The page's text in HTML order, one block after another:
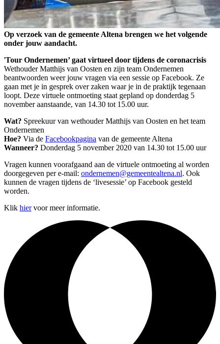
Op verzoek van de gemeente Altena brengen we het volgende
onder jouw aandacht.
'Tour Ondernemen’ gaat virtueel door tijdens de coronacrisis
Wethouder Matthijs van Oosten en zijn team Ondernemen
beantwoorden weer jouw vragen via een sessie op Facebook. Ze
gaan met je in gesprek over zaken waar je in de praktijk tegenaan
loopt. Deze virtuele ontmoeting staat gepland op donderdag 5
november aanstaande, van 14.30 tot 15.00 uur.
Wat? Spreekuur van wethouder Matthijs van Oosten en het team
Ondernemen
Hoe? Via de Facebookpagina van de gemeente Altena
Wanneer? Donderdag 5 november 2020 van 14.30 tot 15.00 uur
Vragen kunnen voorafgaand aan de virtuele ontmoeting al worden
doorgegeven per e-mail: ondernemen@gemeentealtena.nl. Ook
kunnen de vragen tijdens de ‘livesessie’ op Facebook gesteld
worden.
Klik hiervoor meer informatie.